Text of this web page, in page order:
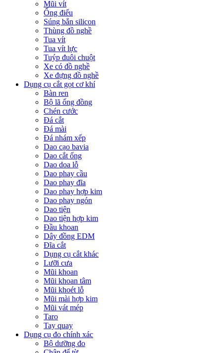
Mũi vít
Ống điếu
Súng bắn silicon
Thùng đồ nghề
Tua vít
Tua vít lực
Tuýp đuôi chuột
Xe có đồ nghề
Xe đựng đồ nghề
Dụng cụ cắt gọt cơ khí
Bàn ren
Bộ lã ống đồng
Chén cước
Đá cắt
Đá mài
Đá nhám xếp
Dao cạo bavia
Dao cắt ống
Dao doa lỗ
Dao phay cầu
Dao phay đĩa
Dao phay hợp kim
Dao phay ngón
Dao tiện
Dao tiện hợp kim
Đầu khoan
Dây đồng EDM
Đĩa cắt
Dụng cụ cắt khác
Lưỡi cưa
Mũi khoan
Mũi khoan tâm
Mũi khoét lỗ
Mũi mài hợp kim
Mũi vát mép
Taro
Tay quay
Dụng cụ đo chính xác
Bộ dưỡng đo